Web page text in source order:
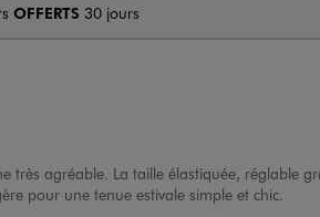
OFFERTS 30 jours
agréable. La taille élastiquée, réglable
pour une tenue estivale simple et chic.